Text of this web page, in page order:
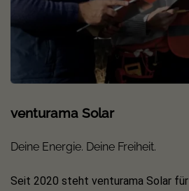
venturama Solar
Deine Energie. Deine Freiheit.
Seit 2020 steht venturama Solar für